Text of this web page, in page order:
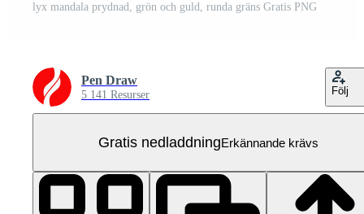
lyx mandala prydnad, grön och guld, runda gräns Gratis PNG
Pen Draw
5 141 Resurser Följ
Gratis nedladdningErkännande krävs